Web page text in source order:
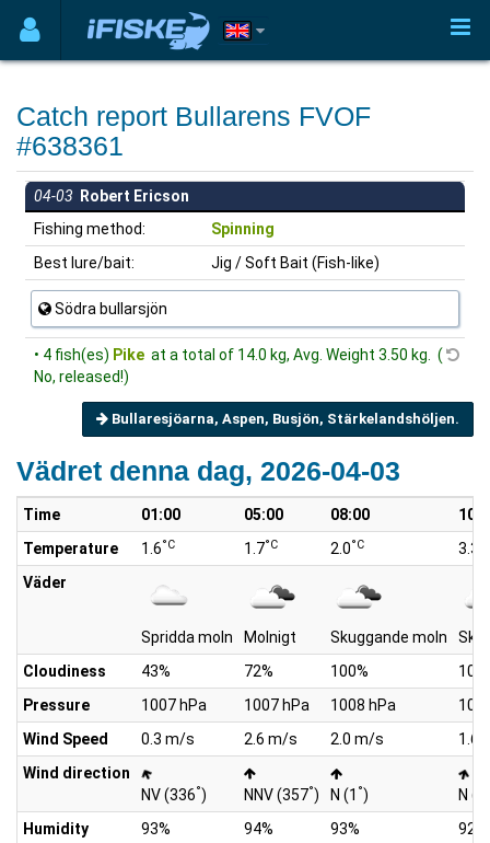
Catch report Bullarens FVOF
#638361
04-03 Robert Ericson
Fishing method:
Spinning
Best lure/bait:
Jig / Soft Bait (Fish-like)
Södra bullarsjön
• 4 fish(es) Pike at a total of 14.0 kg, Avg. Weight 3.50 kg. (
No, released!)
Bullaresjöarna, Aspen, Busjön, Stärkelandshöljen.
Vädret denna dag, 2026-04-03
Time 01:00 05:00 08:00
Temperature
1.6°C 1.7°C 2.0°C 3.3
Väder
Spridda moln Molnigt Skuggande moln
Cloudiness
43% 72% 100%
Pressure
1007 hPa 1007 hPa 1008 hPa
Wind Speed
0.3 m/s 2.6 m/s 2.0 m/s
1.6
Wind direction
NV (336°) NNV (357°) N (1 °)
N
Humidity
93% 94% 93% 92%